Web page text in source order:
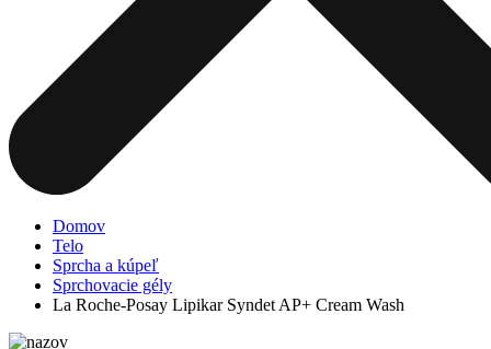
Domov
Telo
Sprcha a kúpeľ
Sprchovacie gély
La Roche-Posay Lipikar Syndet AP+ Cream Wash